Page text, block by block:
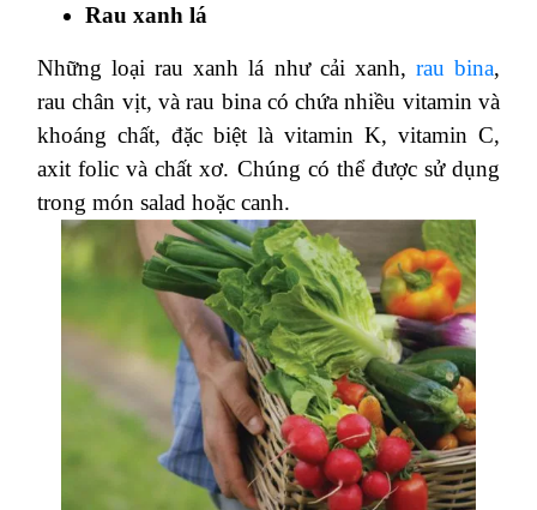
Rau xanh lá
Những loại rau xanh lá như cải xanh, rau bina,
rau chân vịt, và rau bina có chứa nhiều vitamin và
khoáng chất, đặc biệt là vitamin K, vitamin C,
axit folic và chất xơ. Chúng có thể được sử dụng
trong món salad hoặc canh.